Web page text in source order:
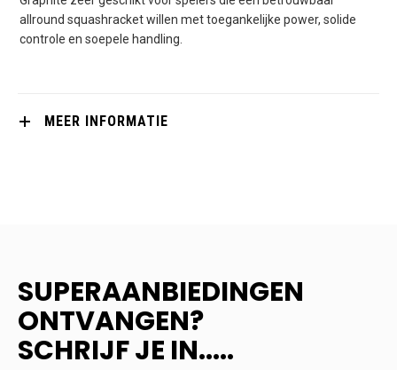
allround squashracket willen met toegankelijke power, solide
controle en soepele handling.
MEER INFORMATIE
SUPERAANBIEDINGEN
ONTVANGEN?
SCHRIJF JE IN.....